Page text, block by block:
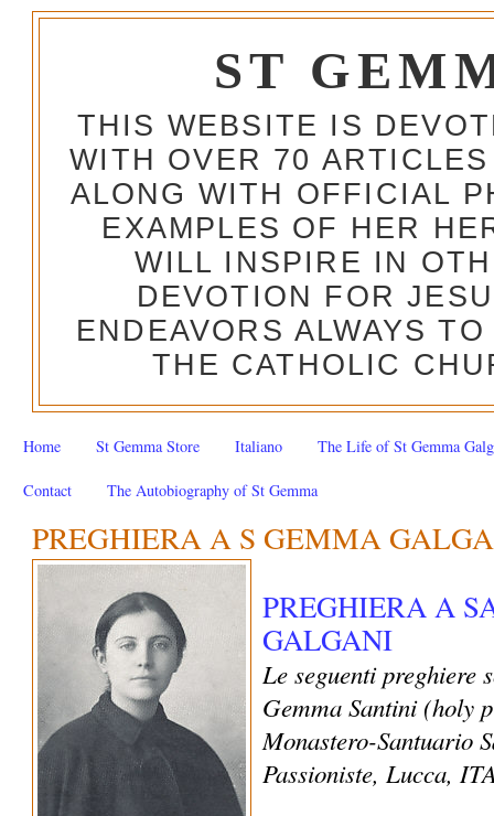
ST
THIS WEBSITE IS
WITH OVER 70
ALONG WITH OFFICIAL
EXAMPLES OF HER
WILL INSPIRE IN
DEVOTION FOR
ENDEAVORS ALWAYS
THE CATHOLIC
Home St Gemma Store Italiano The Life of St Gemma
Contact The Autobiography of St Gemma
PREGHIERA A S GEMMA
PREGHIERA A
GALGANI
Le seguenti preghiere
Gemma Santini (holy
Monastero-Santuario
Passioniste, Lucca,